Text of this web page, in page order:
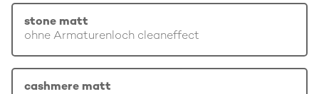
stone matt
ohne Armaturenloch cleaneffect
cashmere matt